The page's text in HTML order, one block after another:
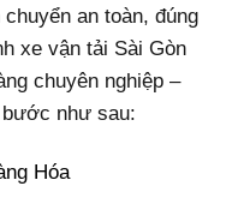
an toàn, đúng
xe vận tải Sài Gòn
chuyên nghiệp –
bước như sau:
Hóa